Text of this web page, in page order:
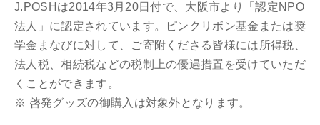
J.POSHは2014年3月20日付で、大阪市より「認定NPO
法人」に認定されています。ピンクリボン基金または奨
学金まなびに対して、ご寄附くださる皆様には所得税、
法人税、相続税などの税制上の優遇措置を受けていただ
くことができます。
啓発グッズの御購入は対象外となります。